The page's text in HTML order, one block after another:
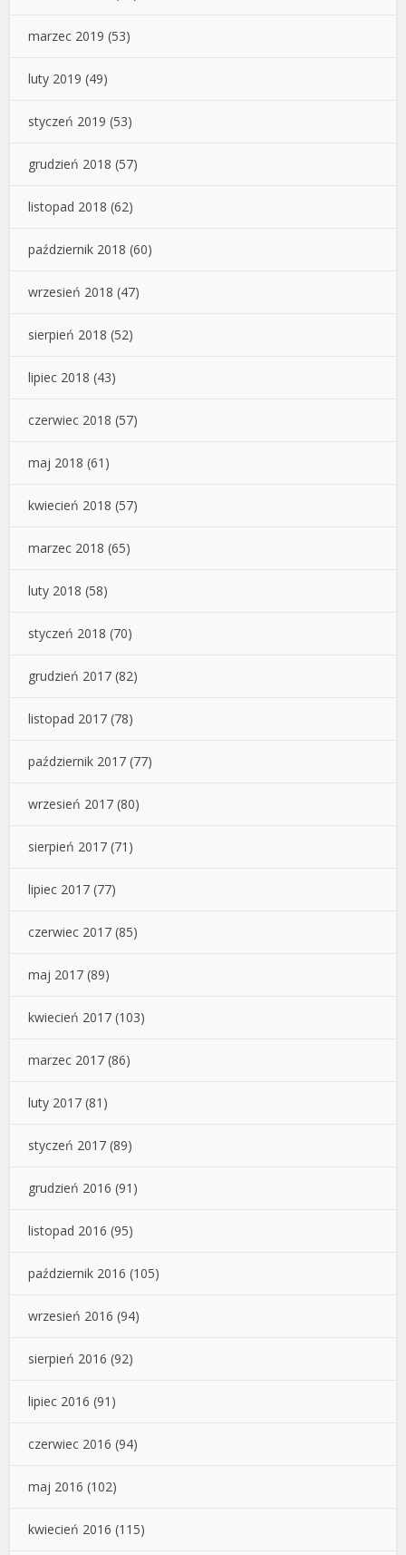
marzec 2019 (53)
luty 2019 (49)
styczeń 2019 (53)
grudzień 2018 (57)
listopad 2018 (62)
październik 2018 (60)
wrzesień 2018 (47)
sierpień 2018 (52)
lipiec 2018 (43)
czerwiec 2018 (57)
maj 2018 (61)
kwiecień 2018 (57)
marzec 2018 (65)
luty 2018 (58)
styczeń 2018 (70)
grudzień 2017 (82)
listopad 2017 (78)
październik 2017 (77)
wrzesień 2017 (80)
sierpień 2017 (71)
lipiec 2017 (77)
czerwiec 2017 (85)
maj 2017 (89)
kwiecień 2017 (103)
marzec 2017 (86)
luty 2017 (81)
styczeń 2017 (89)
grudzień 2016 (91)
listopad 2016 (95)
październik 2016 (105)
wrzesień 2016 (94)
sierpień 2016 (92)
lipiec 2016 (91)
czerwiec 2016 (94)
maj 2016 (102)
kwiecień 2016 (115)